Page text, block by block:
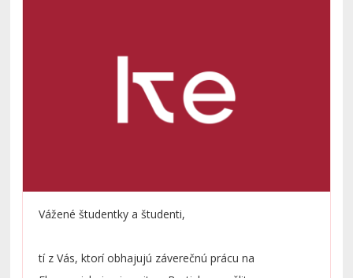
Vážené študentky a študenti,
tí z Vás, ktorí obhajujú záverečnú prácu na